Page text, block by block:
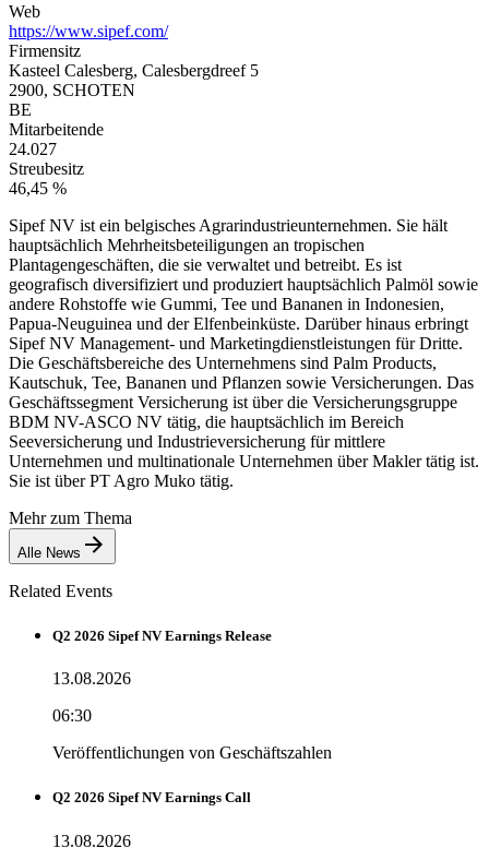
Web
https://www.sipef.com/
Firmensitz
Kasteel Calesberg, Calesbergdreef 5
2900, SCHOTEN
BE
Mitarbeitende
24.027
Streubesitz
46,45 %
Sipef NV ist ein belgisches Agrarindustrieunternehmen. Sie hält
hauptsächlich Mehrheitsbeteiligungen an tropischen
Plantagengeschäften, die sie verwaltet und betreibt. Es ist
geografisch diversifiziert und produziert hauptsächlich Palmöl sowie
andere Rohstoffe wie Gummi, Tee und Bananen in Indonesien,
Papua-Neuguinea und der Elfenbeinküste. Darüber hinaus erbringt
Sipef NV Management- und Marketingdienstleistungen für Dritte.
Die Geschäftsbereiche des Unternehmens sind Palm Products,
Kautschuk, Tee, Bananen und Pflanzen sowie Versicherungen. Das
Geschäftssegment Versicherung ist über die Versicherungsgruppe
BDM NV-ASCO NV tätig, die hauptsächlich im Bereich
Seeversicherung und Industrieversicherung für mittlere
Unternehmen und multinationale Unternehmen über Makler tätig ist.
Sie ist über PT Agro Muko tätig.
Mehr zum Thema
Alle News
Related Events
Q2 2026 Sipef NV Earnings Release
13.08.2026
06:30
Veröffentlichungen von Geschäftszahlen
Q2 2026 Sipef NV Earnings Call
13.08.2026